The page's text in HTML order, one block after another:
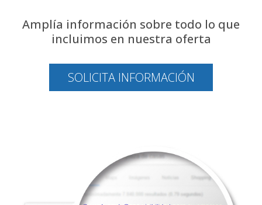
Amplía información sobre todo lo que
incluimos en nuestra oferta
SOLICITA INFORMACIÓN